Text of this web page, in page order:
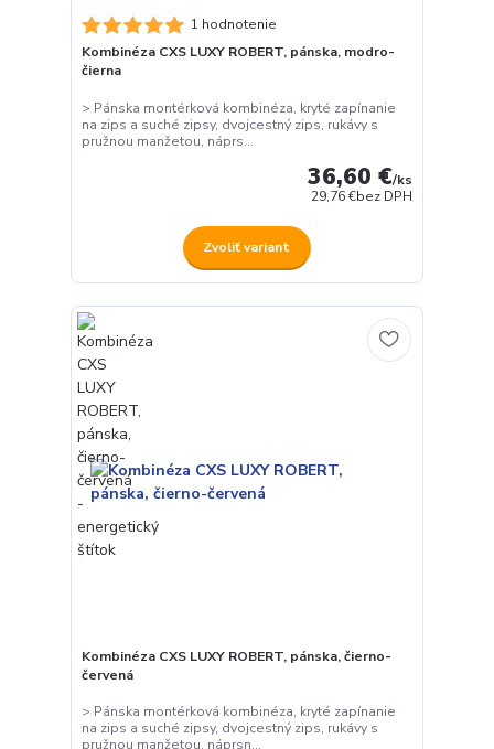
1 hodnotenie
Kombinéza CXS LUXY ROBERT, pánska, modro-
čierna
> Pánska montérková kombinéza, kryté zapínanie
na zips a suché zipsy, dvojcestný zips, rukávy s
pružnou manžetou, náprs...
36,60 €/ks
29,76 €bez DPH
Zvoliť variant
Kombinéza CXS LUXY ROBERT, pánska, čierno-
červená
> Pánska montérková kombinéza, kryté zapínanie
na zips a suché zipsy, dvojcestný zips, rukávy s
pružnou manžetou, náprsn...